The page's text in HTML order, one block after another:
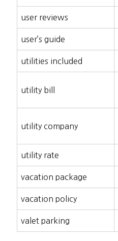
user reviews
user’s guide
utilities included
utility bill
utility company
utility rate
vacation package
vacation policy
valet parking